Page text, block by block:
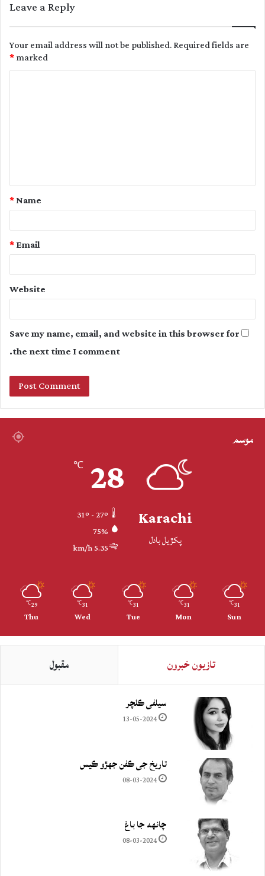
Leave a Reply
Your email address will not be published.Required fields are
marked
*
t
Name
*
Email
*
Website
Save my name, email, and website in this browser for
the next time I comment.
موسم
Karachi
پکڙيل بادل
28
℃
75%
5.35 km/h
31
℃
Sun
31
℃
Mon
31
℃
Tue
31
℃
Wed
29
℃
Thu
تازيون خبرون مقبول
سيلفي ڪلچر
13-05-2024
تاريخ جي ڪفن جھڙو ڪيس
08-03-2024
چانهه جا باغ
08-03-2024